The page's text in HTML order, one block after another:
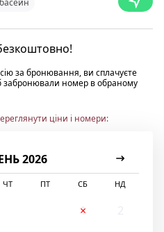
за бронювання, ви сплачуєте
забронювали номер в обраному
ціни і номери:
2026
ЧТ ПТ СБ НД
1